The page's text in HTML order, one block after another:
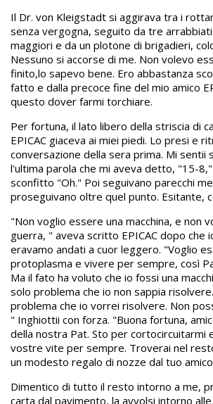
Il Dr. von Kleigstadt si aggirava tra i
senza vergogna, seguito da tre
maggiori e da un plotone di brigadieri,
Nessuno si accorse di me. Non volevo
finito,lo sapevo bene. Ero abbastanza
fatto e dalla precoce fine del mio amico
questo dover farmi torchiare.
Per fortuna, il lato libero della striscia di
EPICAC giaceva ai miei piedi. Lo presi e
conversazione della sera prima. Mi sentii
l'ultima parola che mi aveva detto, "15-
sconfitto "Oh." Poi seguivano parecchi
proseguivano oltre quel punto. Esitante,
"Non voglio essere una macchina, e non
guerra, " aveva scritto EPICAC dopo che
eravamo andati a cuor leggero. "Voglio
protoplasma e vivere per sempre, così
Ma il fato ha voluto che io fossi una
solo problema che io non sappia
problema che io vorrei risolvere. Non
" Inghiottii con forza. "Buona fortuna,
della nostra Pat. Sto per cortocircuitarmi
vostre vite per sempre. Troverai nel
un modesto regalo di nozze dal tuo
Dimentico di tutto il resto intorno a me,
carta dal pavimento, la avvolsi intorno